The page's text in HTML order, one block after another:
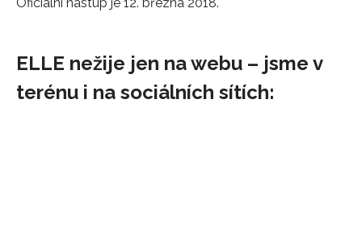
ELLE nežije jen na webu – jsme v
terénu i na sociálních sítích: